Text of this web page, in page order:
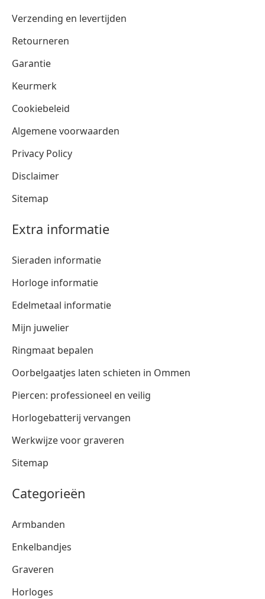
Verzending en levertijden
Retourneren
Garantie
Keurmerk
Cookiebeleid
Algemene voorwaarden
Privacy Policy
Disclaimer
Sitemap
Extra informatie
Sieraden informatie
Horloge informatie
Edelmetaal informatie
Mijn juwelier
Ringmaat bepalen
Oorbelgaatjes laten schieten in Ommen
Piercen: professioneel en veilig
Horlogebatterij vervangen
Werkwijze voor graveren
Sitemap
Categorieën
Armbanden
Enkelbandjes
Graveren
Horloges